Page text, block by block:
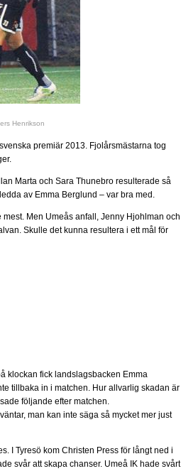
Henrikson
premiär 2013. Fjolårsmästarna tog
Marta och Sara Thunebro resulterade så
av Emma Berglund – var bra med.
Men Umeås anfall, Jenny Hjohlman och
Skulle det kunna resultera i ett mål för
klockan fick landslagsbacken Emma
tillbaka in i matchen. Hur allvarlig skadan är
följande efter matchen.
man kan inte säga så mycket mer just
I Tyresö kom Christen Press för långt ned i
svår att skapa chanser. Umeå IK hade svårt